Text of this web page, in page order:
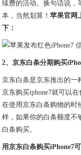
续费的活动。换句话说，
本，当然划算！苹果官网
下：
2、京东白条分期购买
京东白条是京东推出的一
京东购买iphone7就可以
在使用京东白条购物的时
样，如果你的白条额度不
白条购买。
用京东白条购买iPhone7